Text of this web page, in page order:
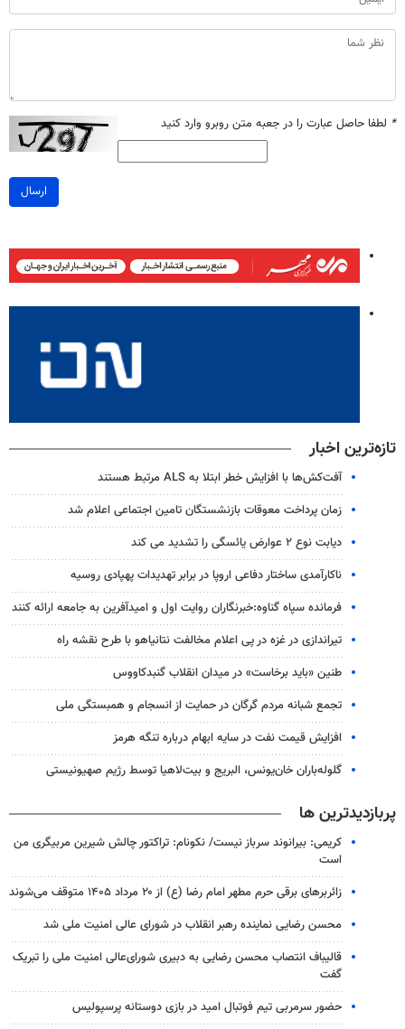
* لطفا حاصل عبارت را در جعبه متن روبرو وارد کنید
ارسال
تازه‌ترین اخبار
آفت‌کش‌ها با افزایش خطر ابتلا به ALS مرتبط هستند
زمان پرداخت معوقات بازنشستگان تامین اجتماعی اعلام شد
دیابت نوع ۲ عوارض یائسگی را تشدید می کند
ناکارآمدی ساختار دفاعی اروپا در برابر تهدیدات پهپادی روسیه
فرمانده سپاه گناوه:خبرنگاران روایت اول و امیدآفرین به جامعه ارائه کنند
تیراندازی در غزه در پی اعلام مخالفت نتانیاهو با طرح نقشه راه
طنین «باید برخاست» در میدان انقلاب گنبدکاووس
تجمع شبانه مردم گرگان در حمایت از انسجام و همبستگی ملی
افزایش قیمت نفت در سایه ابهام درباره تنگه هرمز
گلوله‌باران خان‌یونس، البریج و بیت‌لاهیا توسط رژیم صهیونیستی
پربازدیدترین ها
کریمی: بیرانوند سرباز نیست/ نکونام: تراکتور چالش شیرین مربیگری من
است
زائربرهای برقی حرم مطهر امام رضا (ع) از ۲۰ مرداد ۱۴۰۵ متوقف می‌شوند
محسن رضایی نماینده رهبر انقلاب در شورای عالی امنیت ملی شد
قالیباف انتصاب محسن رضایی به دبیری شورای‌عالی امنیت ملی را تبریک
گفت
حضور سرمربی تیم فوتبال امید در بازی دوستانه پرسپولیس